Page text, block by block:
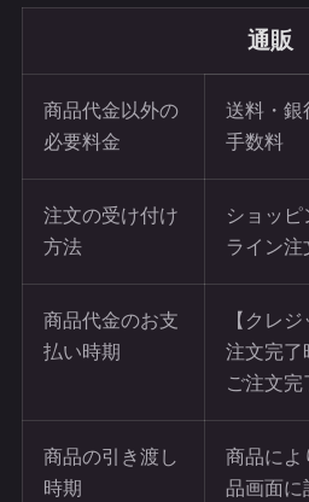
通販
商品代金以外の
必要料金
送料・銀
手数料
注文の受け付け
方法
ショッ
ライン注
商品代金のお支
払い時期
【クレ
注文完了
ご注文完
商品の引き渡し
時期
商品によ
品画面に